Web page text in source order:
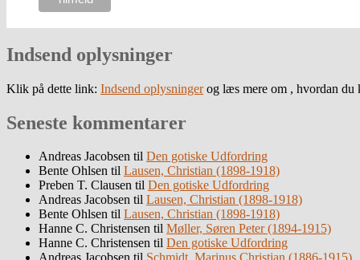
Indsend oplysninger
Klik på dette link: Indsend oplysningerog læs mere om , hvordan du
Seneste kommentarer
Andreas Jacobsen til Den gotiske Udfordring
Bente Ohlsen til Lausen, Christian (1898-1918)
Preben T. Clausen til Den gotiske Udfordring
Andreas Jacobsen til Lausen, Christian (1898-1918)
Bente Ohlsen til Lausen, Christian (1898-1918)
Hanne C. Christensen til Møller, Søren Peter (1894-1915)
Hanne C. Christensen til Den gotiske Udfordring